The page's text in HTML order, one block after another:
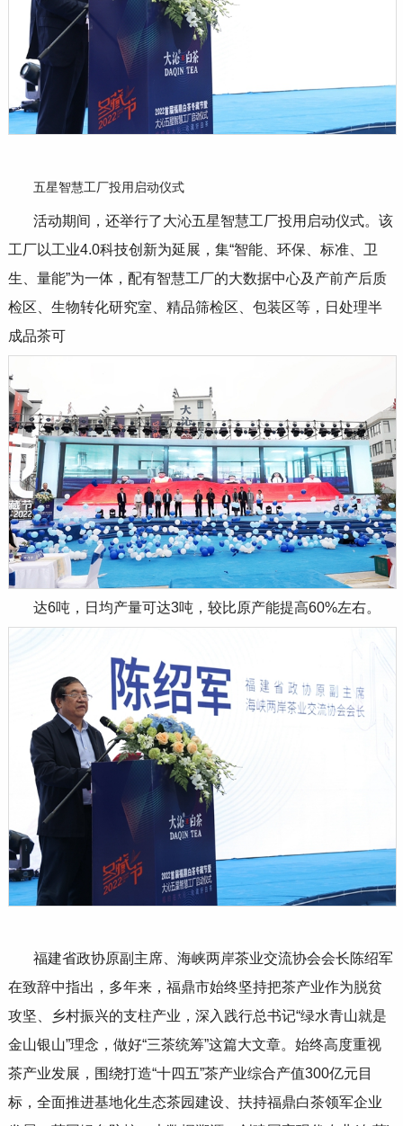
五星智慧工厂投用启动仪式
活动期间，还举行了大沁五星智慧工厂投用启动仪式。该
工厂以工业4.0科技创新为延展，集“智能、环保、标准、卫
生、量能”为一体，配有智慧工厂的大数据中心及产前产后质
检区、生物转化研究室、精品筛检区、包装区等，日处理半
成品茶可
达6吨，日均产量可达3吨，较比原产能提高60%左右。
福建省政协原副主席、海峡两岸茶业交流协会会长陈绍军
在致辞中指出，多年来，福鼎市始终坚持把茶产业作为脱贫
攻坚、乡村振兴的支柱产业，深入践行总书记“绿水青山就是
金山银山”理念，做好“三茶统筹”这篇大文章。始终高度重视
茶产业发展，围绕打造“十四五”茶产业综合产值300亿元目
标，全面推进基地化生态茶园建设、扶持福鼎白茶领军企业